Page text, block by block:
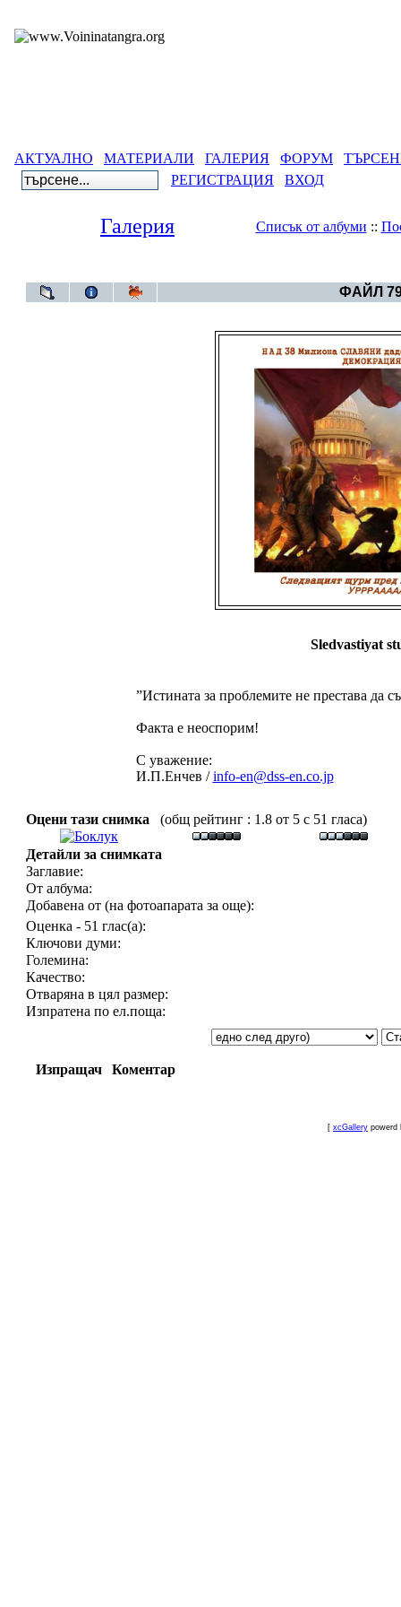
АКТУАЛНО МАТЕРИАЛИ ГАЛЕРИЯ ФОРУМ
РЕГИСТРАЦИЯ
ВХОД
Галерия Списък от албуми ::
ФАЙЛ 79
Sledvastiyat
”Истината за проблемите не престава да
Факта е неоспорим!
С уважение:
И.П.Енчев /info-en@dss-en.co.jp
Оцени тази снимка (общ рейтинг : 1.8 от 5 с 51 гласа)
Детайли за снимката
Заглавие:
От албума:
Добавена от (на фотоапарата за още):
Оценка - 51 глас(а):
Ключови думи:
Големина:
Качество:
Отваряна в цял размер:
Изпратена по ел.поща:
Изпращач Коментар
[ xcGallery